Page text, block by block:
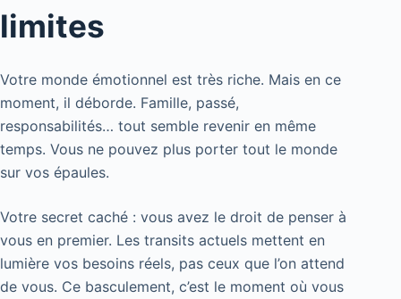
limites
Votre monde émotionnel est très riche. Mais en ce
moment, il déborde. Famille, passé,
responsabilités… tout semble revenir en même
temps. Vous ne pouvez plus porter tout le monde
sur vos épaules.
Votre secret caché : vous avez le droit de penser à
vous en premier. Les transits actuels mettent en
lumière vos besoins réels, pas ceux que l’on attend
de vous. Ce basculement, c’est le moment où vous